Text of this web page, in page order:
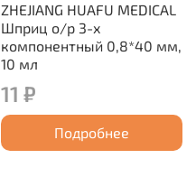
ZHEJIANG HUAFU MEDICAL
Шприц о/р 3-х
компонентный 0,8*40 мм,
10 мл
11 ₽
Подробнее